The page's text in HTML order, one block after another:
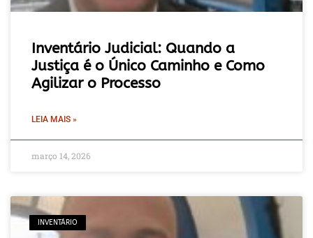
Inventário Judicial: Quando a
Justiça é o Único Caminho e Como
Agilizar o Processo
LEIA MAIS »
março 14, 2026
INVENTÁRIO